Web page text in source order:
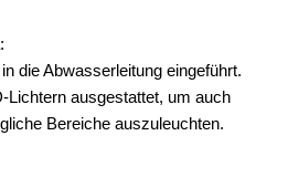
die Abwasserleitung eingeführt.
Lichtern ausgestattet, um auch
Bereiche auszuleuchten.